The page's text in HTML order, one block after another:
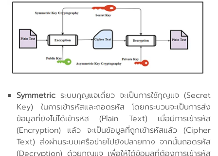
Symmetricระบบกุญแจเดี่ยว จะเป็นการใช้กุญแจ (Secret
Key) ในการเข้ารหัสและถอดรหัส โดยกระบวนจะเป็นการส่ง
ข้อมูลที่ยังไม่ได้เข้ารหัส (Plain Text) เมื่อมีการเข้ารหัส
(Encryption) แล้ว จะเป็นข้อมูลที่ถูกเข้ารหัสแล้ว (Cipher
Text) ส่งผ่านระบบเครือข่ายไปยังปลายทาง จากนั้นถอดรหัส
(Decryption) ด้วยกุญแจ เพื่อให้ได้ข้อมูลที่ต้องการเข้ารหัส